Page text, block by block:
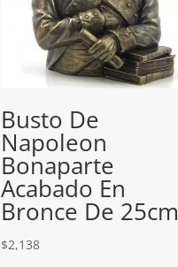
Busto De
Napoleon
Bonaparte
Acabado En
Bronce De 25cm
$2,138